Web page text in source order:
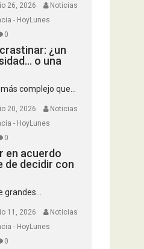
26, 2026
Noticias
- HoyLunes
0
¿un
o una
complejo que...
20, 2026
Noticias
- HoyLunes
0
en acuerdo
de decidir con
11, 2026
Noticias
- HoyLunes
0